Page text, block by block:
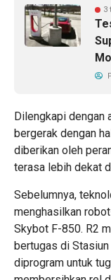
3
Dilengkapi dengan
bergerak dengan
diberikan oleh
terasa lebih dekat
Sebelumnya,
menghasilkan
Skybot F-850. R2
bertugas di
diprogram untuk